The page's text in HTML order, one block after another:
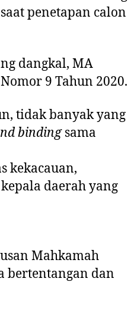
penetapan calon
dangkal, MA
9 Tahun 2020.
tidak banyak yang
bindingsama
kekacauan,
daerah yang
Mahkamah
bertentangan dan